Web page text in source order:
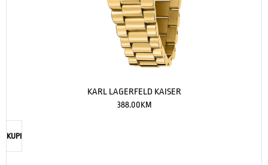
KARL LAGERFELD KAISER
388.00KM
KUPI